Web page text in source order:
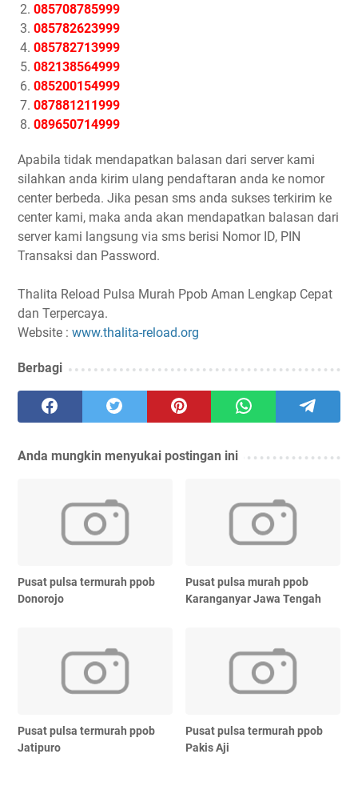
085708785999
085782623999
085782713999
082138564999
085200154999
087881211999
089650714999
Apabila tidak mendapatkan balasan dari server kami
silahkan anda kirim ulang pendaftaran anda ke nomor
center berbeda. Jika pesan sms anda sukses terkirim ke
center kami, maka anda akan mendapatkan balasan dari
server kami langsung via sms berisi Nomor ID, PIN
Transaksi dan Password.
Thalita Reload Pulsa Murah Ppob Aman Lengkap Cepat
dan Terpercaya.
Website : www.thalita-reload.org
Berbagi
Anda mungkin menyukai postingan ini
Pusat pulsa termurah ppob
Donorojo
Pusat pulsa murah ppob
Karanganyar Jawa Tengah
Pusat pulsa termurah ppob
Jatipuro
Pusat pulsa termurah ppob
Pakis Aji